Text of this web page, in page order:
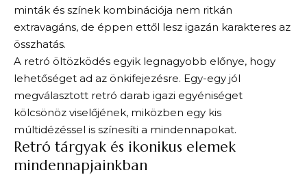
minták és színek kombinációja nem ritkán
extravagáns, de éppen ettől lesz igazán karakteres az
összhatás.
A retró öltözködés egyik legnagyobb előnye, hogy
lehetőséget ad az önkifejezésre. Egy-egy jól
megválasztott retró darab igazi egyéniséget
kölcsönöz viselőjének, miközben egy kis
múltidézéssel is színesíti a mindennapokat.
Retró tárgyak és ikonikus elemek
mindennapjainkban